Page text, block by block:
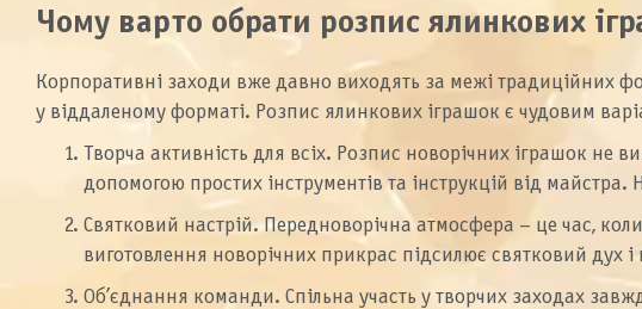
Чому варто обрати розпис ялинкових
Корпоративні заходи вже давно виходять за межі традиційних
у віддаленому форматі. Розпис ялинкових іграшок є чудовим
Творча активність для всіх. Розпис новорічних іграшок
допомогою простих інструментів та інструкцій від
Святковий настрій. Передноворічна атмосфера – це час,
виготовлення новорічних прикрас підсилює святковий дух і
Об’єднання команди. Спільна участь у творчих заходах